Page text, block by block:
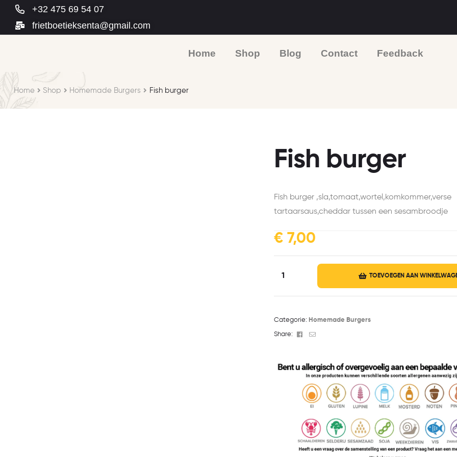
+32 475 69 54 07
frietboetieksenta@gmail.com
Home Shop Blog Contact Feedback
Home Shop Homemade Burgers Fish burger
Fish burger
Fish burger ,sla,tomaat,wortel,komkommer,verse
tartaarsaus,cheddar tussen een sesambroodje
€ 7,00
TOEVOEGEN AAN
Categorie: Homemade Burgers
Share: Facebook
Email